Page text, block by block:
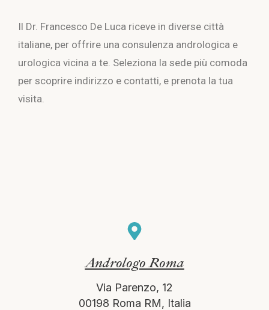
Il Dr. Francesco De Luca riceve in diverse città
italiane, per offrire una consulenza andrologica e
urologica vicina a te. Seleziona la sede più comoda
per scoprire indirizzo e contatti, e prenota la tua
visita.
Andrologo Roma
Via Parenzo, 12
00198 Roma RM, Italia